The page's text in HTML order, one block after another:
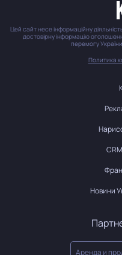
Цей сайт несе інформаційну
достовірну інформацію
перемогу
Политика
Новини
Аренда и